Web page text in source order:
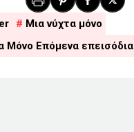
Μια νύχτα μόνο
Μόνο Επόμενα επεισόδια